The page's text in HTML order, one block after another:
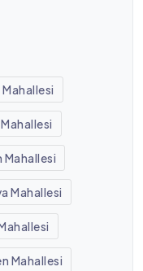
Mahallesi
Mahallesi
Mahallesi
Mahallesi